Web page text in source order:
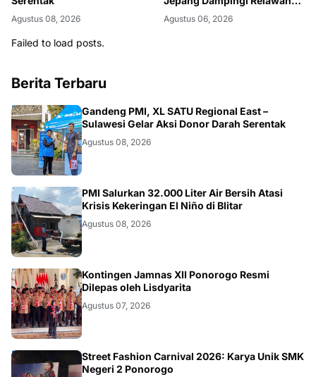
Agustus 08, 2026
dan Sekolah Tangguh
Bencana
Agustus 06, 2026
Failed to load posts.
Berita Terbaru
JATIM
Gandeng PMI, XL SATU Regional East –
Sulawesi Gelar Aksi Donor Darah Serentak
Agustus 08, 2026
BLITAR
PMI Salurkan 32.000 Liter Air Bersih Atasi
Krisis Kekeringan El Niño di Blitar
Agustus 08, 2026
JATIM
Kontingen Jamnas XII Ponorogo Resmi
Dilepas oleh Lisdyarita
Agustus 07, 2026
JATIM
Street Fashion Carnival 2026: Karya Unik SMK
Negeri 2 Ponorogo